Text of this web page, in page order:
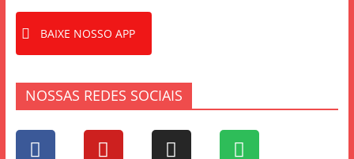
BAIXE NOSSO APP
NOSSAS REDES SOCIAIS